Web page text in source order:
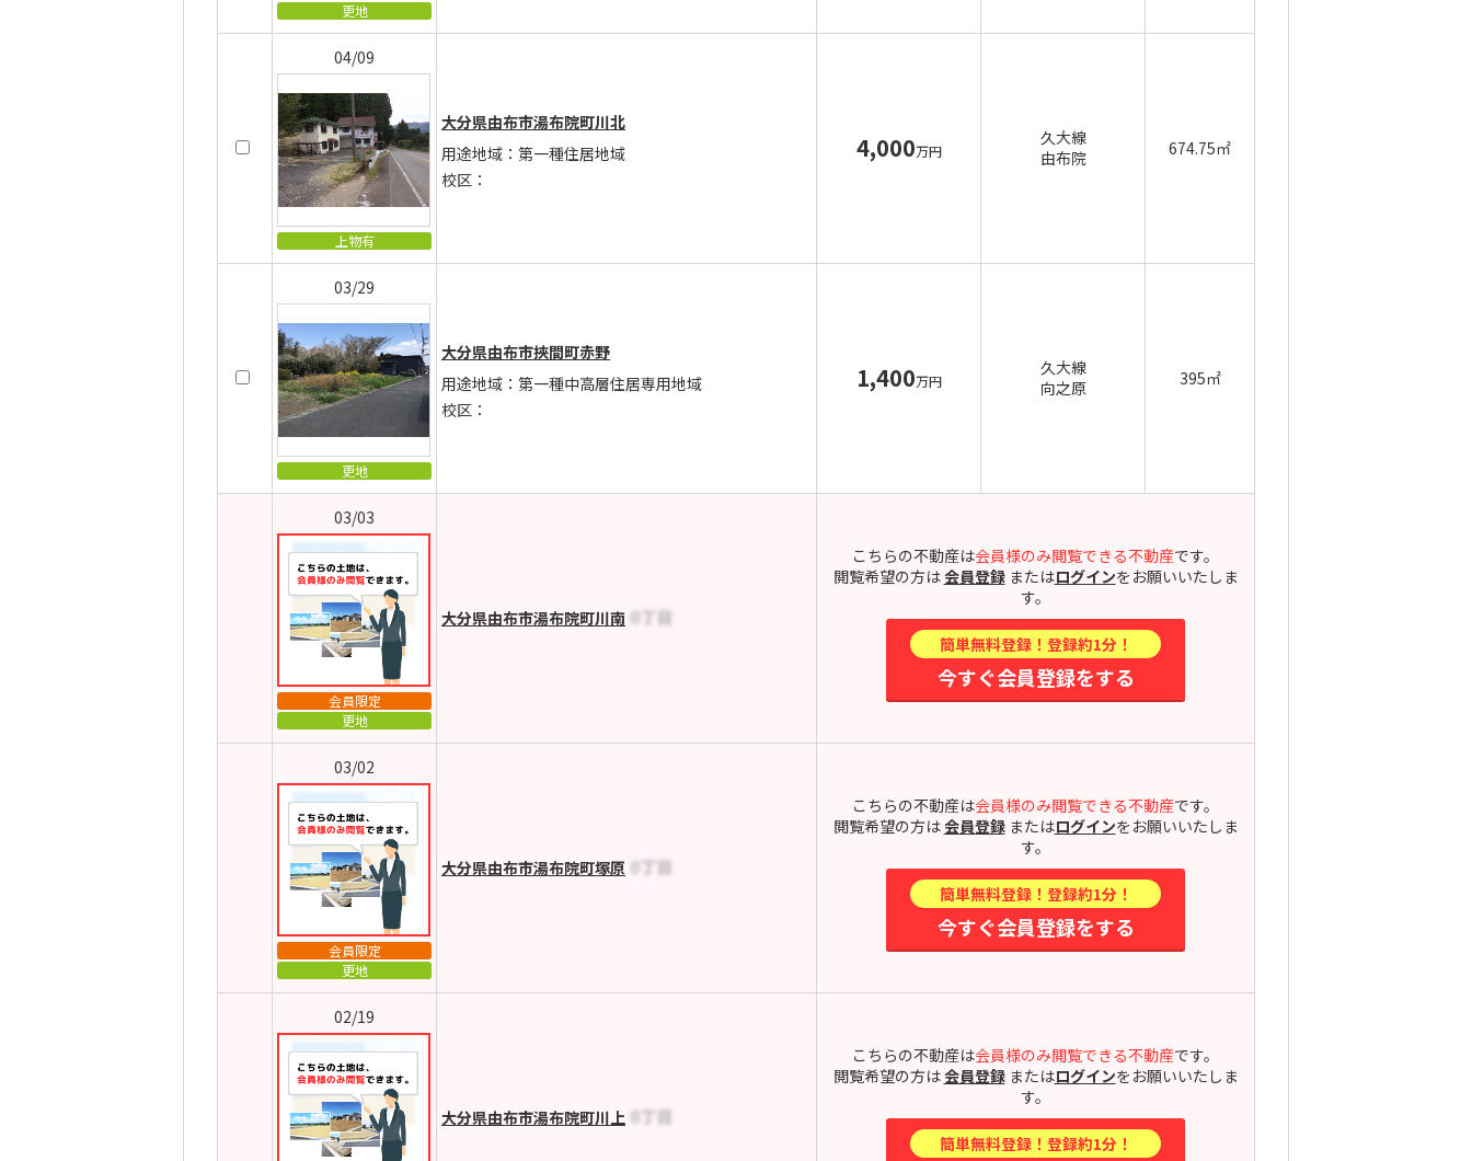
更地
04/09
上物有
大分県由布市湯布院町川北
用途地域：第一種住居地域
校区：
4,000万円
久大線
由布院
674.75㎡
03/29
更地
大分県由布市挾間町赤野
用途地域：第一種中高層住居専用地域
校区：
1,400万円
久大線
向之原
395㎡
03/03
会員限定
更地
大分県由布市湯布院町川南
こちらの不動産は会員様のみ閲覧できる不動産です。
閲覧希望の方は会員登録またはログインをお願いいたしま
す。
簡単無料登録！登録約1分！
今すぐ会員登録をする
03/02
会員限定
更地
大分県由布市湯布院町塚原
こちらの不動産は会員様のみ閲覧できる不動産です。
閲覧希望の方は会員登録またはログインをお願いいたしま
す。
簡単無料登録！登録約1分！
今すぐ会員登録をする
02/19
大分県由布市湯布院町川上
こちらの不動産は会員様のみ閲覧できる不動産です。
閲覧希望の方は会員登録またはログインをお願いいたしま
す。
簡単無料登録！登録約1分！